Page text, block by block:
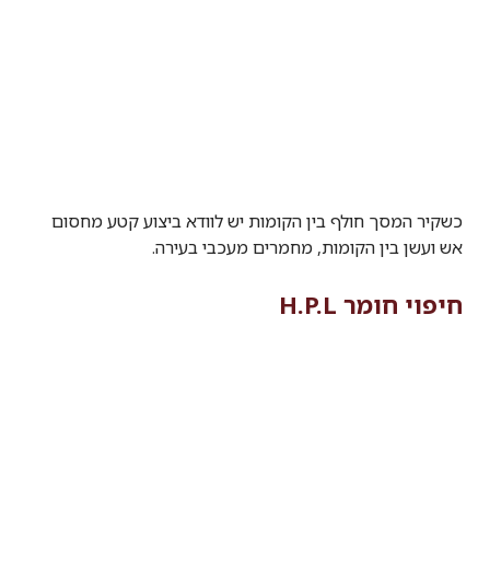
כשקיר המסך חולף בין הקומות יש לוודא ביצוע קטע מחסום
אש ועשן בין הקומות, מחמרים מעכבי בעירה.
חיפוי חומר H.P.L